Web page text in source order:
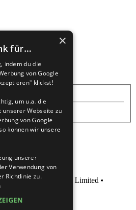
vonOpa Olaf
• Seite 1von1
Software © phpBB Limited •
×
für...
indem du die
von Google
klickst!
um u.a. die
Webseite zu
von Google
können wir unsere
unserer
Verwendung von
Richtlinie zu.